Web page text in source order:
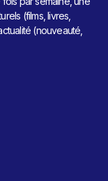
(films, livres,
(nouveauté,